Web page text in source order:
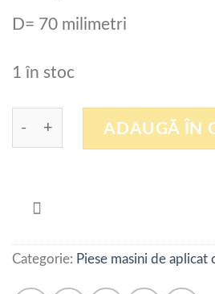
D= 70 milimetri
1 în stoc
Cantitate Set freze drepte
ADAUGĂ ÎN
Categorie: Piese masini de aplicat